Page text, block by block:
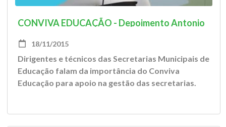
CONVIVA EDUCAÇÃO - Depoimento Antonio
18/11/2015
Dirigentes e técnicos das Secretarias Municipais de
Educação falam da importância do Conviva
Educação para apoio na gestão das secretarias.